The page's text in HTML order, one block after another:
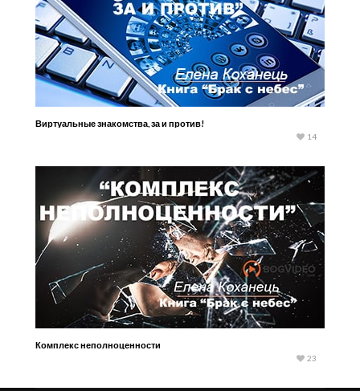
Виртуальные знакомства, за и против!
14
Комплекс неполноценности
23